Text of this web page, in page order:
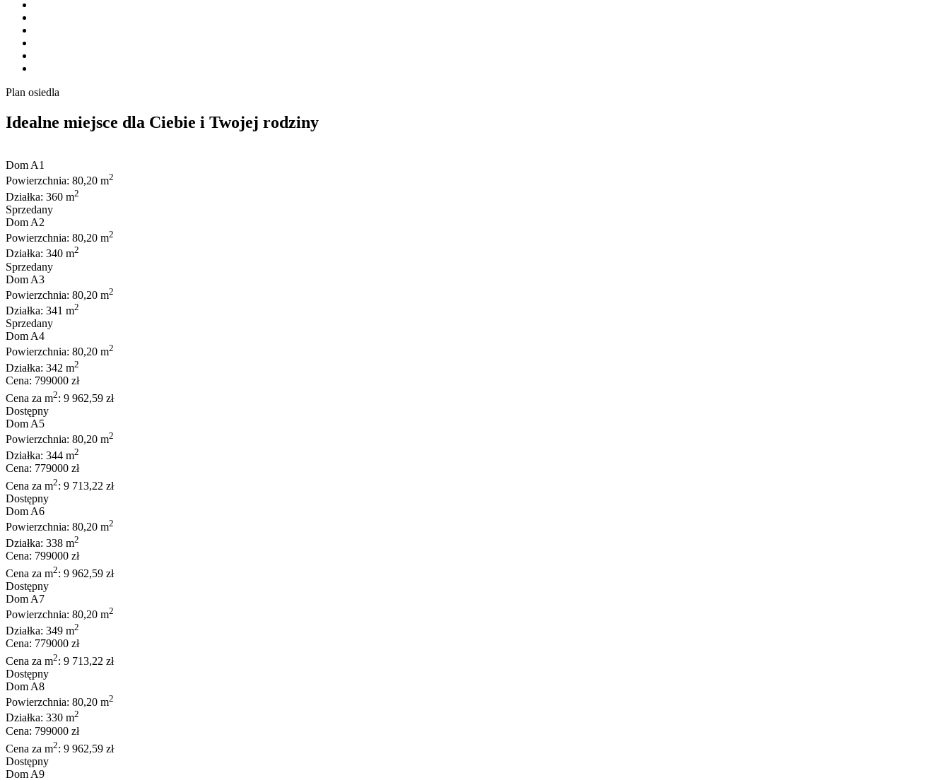
Plan osiedla
Idealne miejsce dla Ciebie i Twojej rodziny
Dom A1
Powierzchnia: 80,20 m2
Działka: 360 m2
Sprzedany
Dom A2
Powierzchnia: 80,20 m2
Działka: 340 m2
Sprzedany
Dom A3
Powierzchnia: 80,20 m2
Działka: 341 m2
Sprzedany
Dom A4
Powierzchnia: 80,20 m2
Działka: 342 m2
Cena: 799000 zł
Cena za m2: 9 962,59 zł
Dostępny
Dom A5
Powierzchnia: 80,20 m2
Działka: 344 m2
Cena: 779000 zł
Cena za m2: 9 713,22 zł
Dostępny
Dom A6
Powierzchnia: 80,20 m2
Działka: 338 m2
Cena: 799000 zł
Cena za m2: 9 962,59 zł
Dostępny
Dom A7
Powierzchnia: 80,20 m2
Działka: 349 m2
Cena: 779000 zł
Cena za m2: 9 713,22 zł
Dostępny
Dom A8
Powierzchnia: 80,20 m2
Działka: 330 m2
Cena: 799000 zł
Cena za m2: 9 962,59 zł
Dostępny
Dom A9